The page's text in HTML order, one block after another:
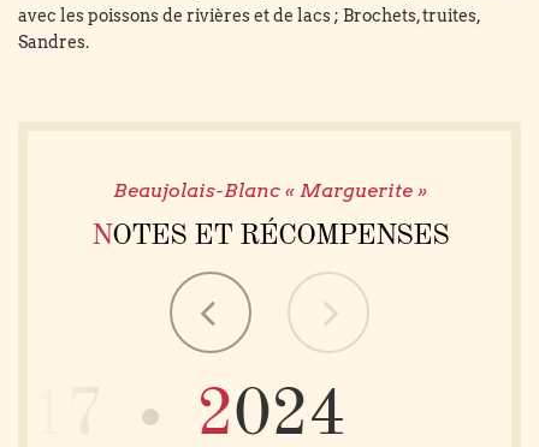
avec les poissons de rivières et de lacs ; Brochets, truites,
Sandres.
Beaujolais-Blanc « Marguerite »
NOTES ET RÉCOMPENSES
2024